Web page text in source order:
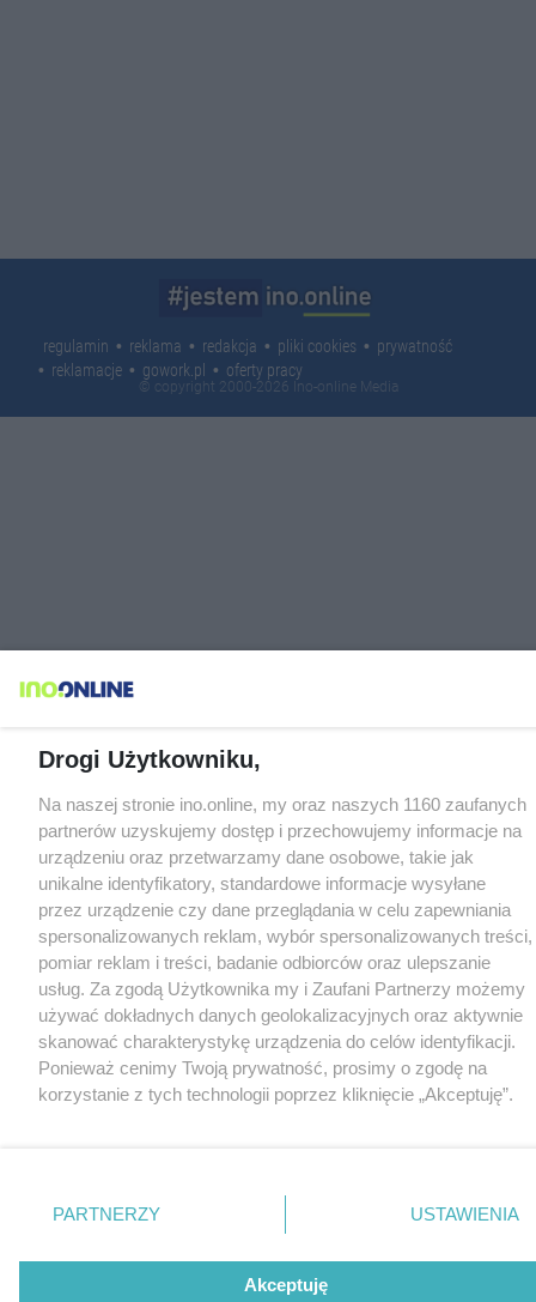
regulamin reklama redakcja pliki cookies
prywatność
reklamacje
gowork.pl oferty pracy
© copyright 2000-2026 Ino-online Media
Drogi Użytkowniku,
Na naszej stronie ino.online, my oraz naszych 1160 zaufanych
partnerów uzyskujemy dostęp i przechowujemy informacje na
urządzeniu oraz przetwarzamy dane osobowe, takie jak
unikalne identyfikatory, standardowe informacje wysyłane
przez urządzenie czy dane przeglądania w celu zapewniania
spersonalizowanych reklam, wybór spersonalizowanych treści,
pomiar reklam i treści, badanie odbiorców oraz ulepszanie
usług. Za zgodą Użytkownika my i Zaufani Partnerzy możemy
używać dokładnych danych geolokalizacyjnych oraz aktywnie
skanować charakterystykę urządzenia do celów identyfikacji.
Ponieważ cenimy Twoją prywatność, prosimy o zgodę na
korzystanie z tych technologii poprzez kliknięcie „Akceptuję”.
nie wymagają zgody użytkownika, ale masz prawo sprzeciwić
się takiemu przetwarzaniu. Preferencje będą miały
Zapoznaj się z poniższymi informacjami, abyś mógł świadomie
PARTNERZY USTAWIENIA
Akceptuję